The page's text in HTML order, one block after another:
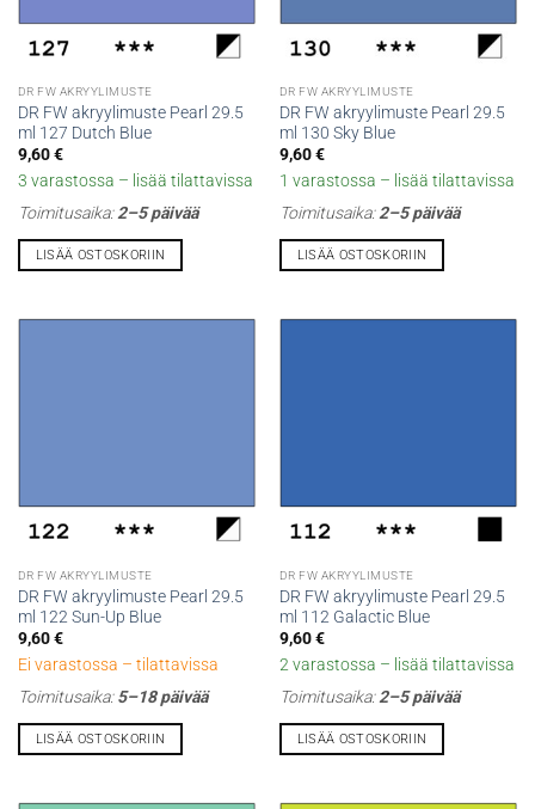
DR FW AKRYYLIMUSTE
DR FW akryylimuste Pearl 29.5
ml 127 Dutch Blue
9,60€
3 varastossa – lisää tilattavissa
Toimitusaika:2–5 päivää
LISÄÄ OSTOSKORIIN
DR FW AKRYYLIMUSTE
DR FW akryylimuste Pearl 29.5
ml 130 Sky Blue
9,60€
1 varastossa – lisää tilattavissa
Toimitusaika:2–5 päivää
LISÄÄ OSTOSKORIIN
DR FW AKRYYLIMUSTE
DR FW akryylimuste Pearl 29.5
ml 122 Sun-Up Blue
9,60€
Ei varastossa – tilattavissa
Toimitusaika:5–18 päivää
LISÄÄ OSTOSKORIIN
DR FW AKRYYLIMUSTE
DR FW akryylimuste Pearl 29.5
ml 112 Galactic Blue
9,60€
2 varastossa – lisää tilattavissa
Toimitusaika:2–5 päivää
LISÄÄ OSTOSKORIIN